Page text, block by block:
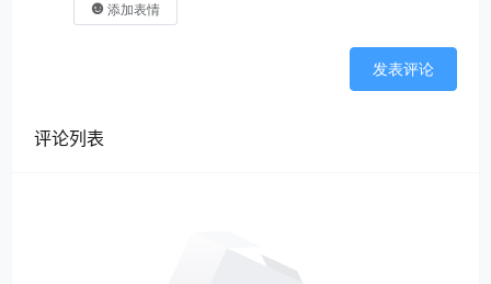
添加表情
发表评论
评论列表